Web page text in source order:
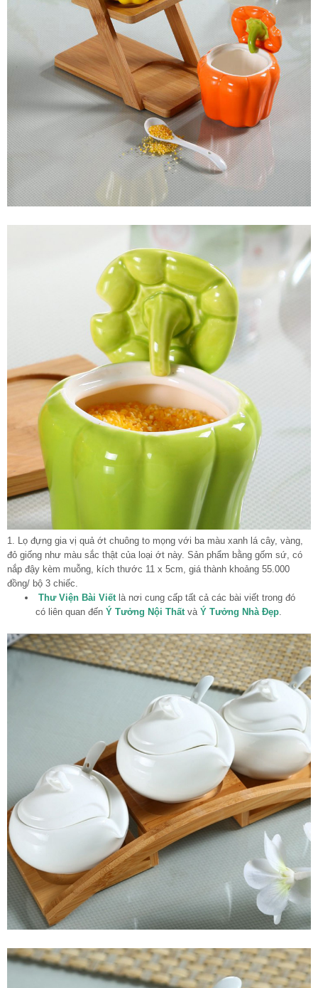
1. Lọ đựng gia vị quả ớt chuông to mọng với ba màu xanh lá cây, vàng,
đỏ giống như màu sắc thật của loại ớt này. Sản phẩm bằng gốm sứ, có
nắp đậy kèm muỗng, kích thước 11 x 5cm, giá thành khoảng 55.000
đồng/ bộ 3 chiếc.
Thư Viện Bài Viết là nơi cung cấp tất cả các bài viết trong đó
có liên quan đến Ý Tưởng Nội Thất và Ý Tưởng Nhà Đẹp